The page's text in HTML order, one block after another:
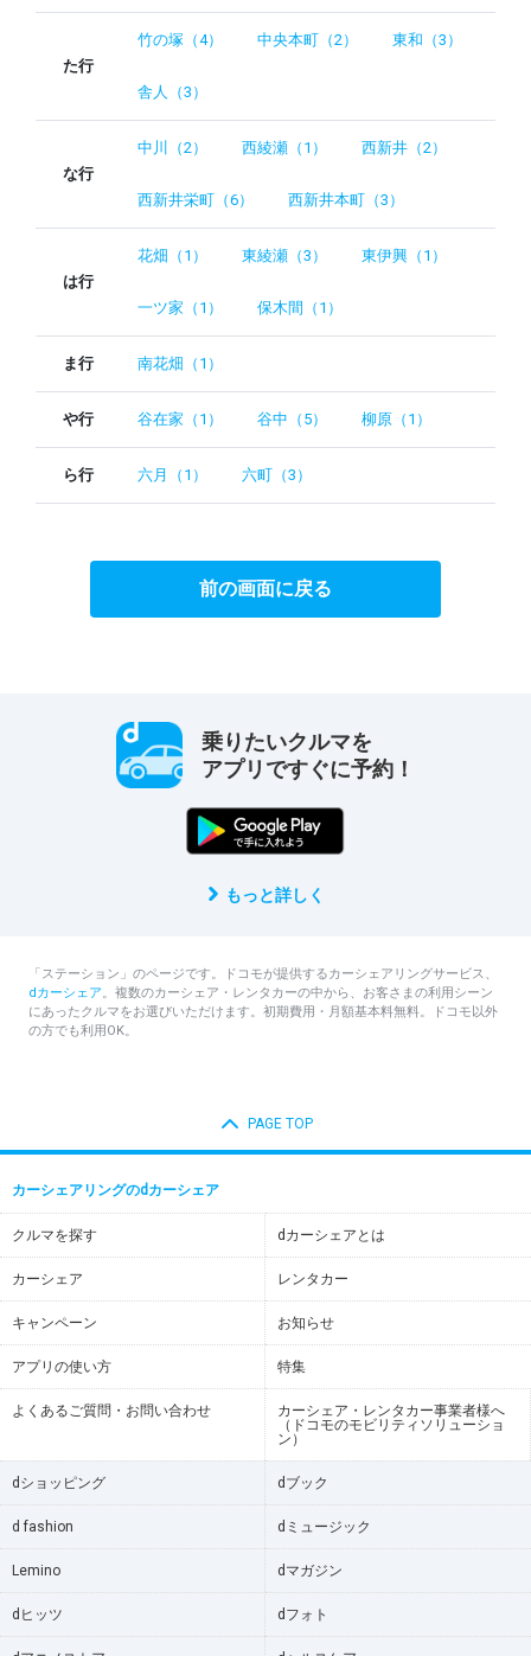
た行
竹の塚（4） 中央本町（2） 東和（3）
舎人（3）
な行
中川（2） 西綾瀬（1） 西新井（2）
西新井栄町（6） 西新井本町（3）
は行
花畑（1） 東綾瀬（3） 東伊興（1）
一ツ家（1） 保木間（1）
ま行 南花畑（1）
や行 谷在家（1） 谷中（5） 柳原（1）
ら行 六月（1） 六町（3）
前の画面に戻る
乗りたいクルマを
アプリですぐに予約！
もっと詳しく
「ステーション」のページです。ドコモが提供するカーシェアリングサービス、
dカーシェア。複数のカーシェア・レンタカーの中から、お客さまの利用シーン
にあったクルマをお選びいただけます。初期費用・月額基本料無料。ドコモ以外
の方でも利用OK。
PAGE TOP
カーシェアリングのdカーシェア
クルマを探す dカーシェアとは
カーシェア レンタカー
キャンペーン お知らせ
アプリの使い方 特集
よくあるご質問・お問い合わせ
カーシェア・レンタカー事業者様へ
（ドコモのモビリティソリューショ
ン）
dショッピング dブック
d fashion dミュージック
Lemino dマガジン
dヒッツ dフォト